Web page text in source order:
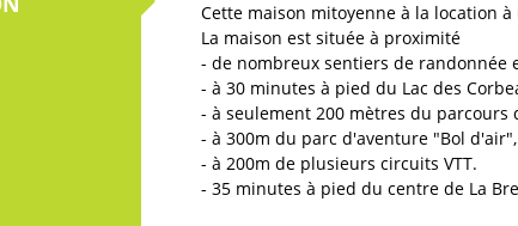
Cette maison mitoyenne à la location à
La maison est située à proximité
- de nombreux sentiers de randonnée
- à 30 minutes à pied du Lac des
- à seulement 200 mètres du
- à 300m du parc d'aventure "Bol
- à 200m de plusieurs circuits VTT.
- 35 minutes à pied du centre de La